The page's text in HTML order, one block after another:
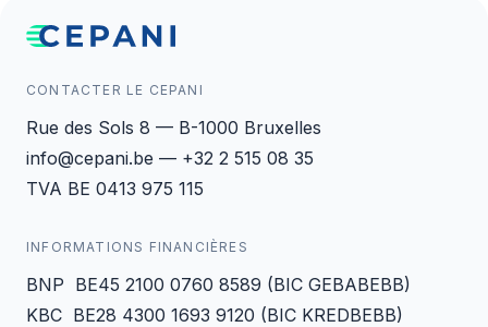
CONTACTER LE CEPANI
Rue des Sols 8 — B-1000 Bruxelles
info@cepani.be — +32 2 515 08 35
TVA BE 0413 975 115
INFORMATIONS FINANCIÈRES
BNP BE45 2100 0760 8589 (BIC GEBABEBB)
KBC BE28 4300 1693 9120 (BIC KREDBEBB)